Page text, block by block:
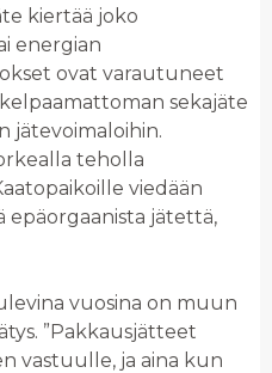
kiertää joko
energian
ovat varautuneet
sekajäte
jätevoimaloihin.
teholla
viedään
epäorgaanista jätettä,
vuosina on muun
”Pakkausjätteet
vastuulle, ja aina kun